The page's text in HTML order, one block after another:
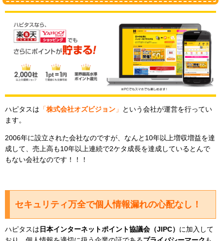
ハピタスは 「株式会社オズビジョン 」
という会社が運営を行ってい
ます。
2006年に設立された会社なのですが、なんと 10年以上増収増益を達
成して、売上高も10年以上連続で2ケタ成長を達成しているとんで
もない会社なのです！！！
セキュリティ万全で個人情報漏れの心配なし！
ハピタスは 日本インターネットポイント協議会（JIPC） に加入して